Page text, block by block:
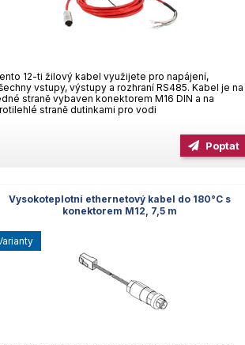
12-ti žilový kabel využijete pro napájení,
vstupy, výstupy a rozhraní RS485. Kabel je na
straně vybaven konektorem M16 DIN a na
straně dutinkami pro vodi
Poptat
Vysokoteplotní ethernetový kabel do 180°C s
konektorem M12, 7,5 m
varianty